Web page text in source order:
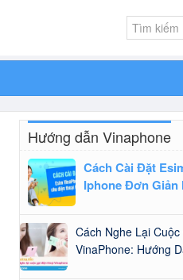
Hướng dẫn Vinaphone
Cách Cài Đặt
Iphone Đơn Giản
Cách Nghe Lại
VinaPhone: Hướng